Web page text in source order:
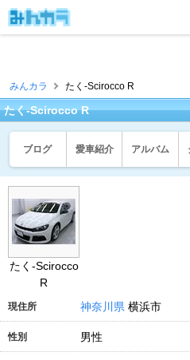
みんカラ たく-Scirocco R
たく-Scirocco R
ブログ 愛車紹介 アルバム
たく-Scirocco
R
現住所 神奈川県 横浜市
性別 男性